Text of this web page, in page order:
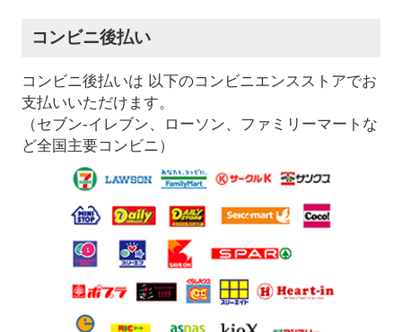
コンビニ後払い
コンビニ後払いは 以下のコンビニエンスストアでお
支払いいただけます。
（セブン-イレブン、ローソン、ファミリーマートな
ど全国主要コンビニ）